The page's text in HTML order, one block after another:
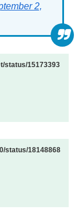
2,
status/15173393
status/18148868